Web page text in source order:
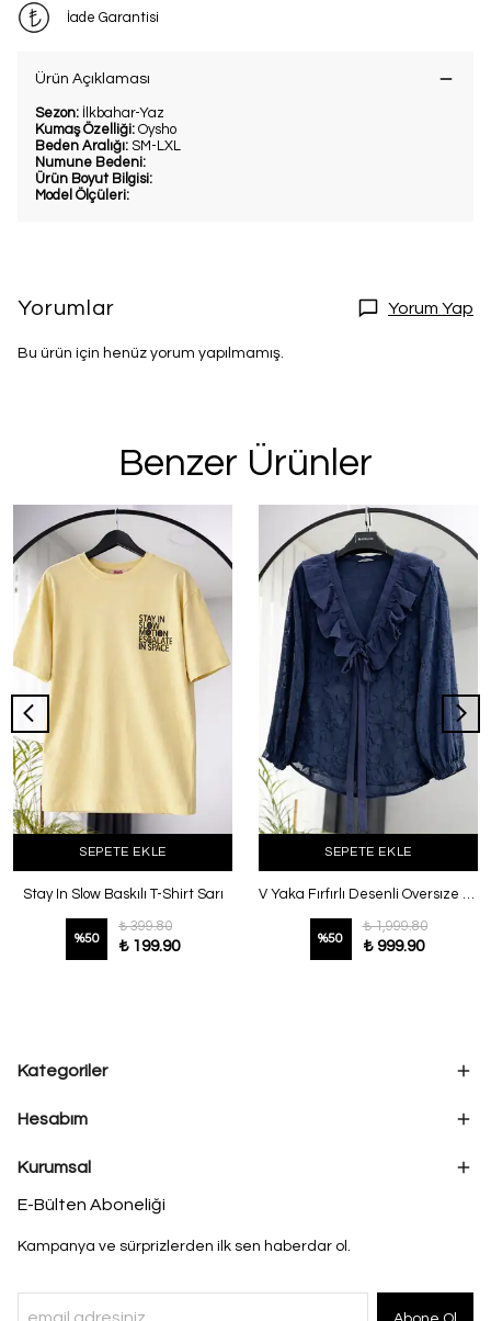
İade Garantisi
Ürün Açıklaması
Sezon: İlkbahar-Yaz
Kumaş Özelliği: Oysho
Beden Aralığı: SM-LXL
Numune Bedeni:
Ürün Boyut Bilgisi:
Model Ölçüleri:
Yorumlar Yorum Yap
Bu ürün için henüz yorum yapılmamış.
Benzer Ürünler
SEPETE EKLE
Stay In Slow Baskılı T-Shirt Sarı
%50
₺ 399.80
₺ 199.90
SEPETE EKLE
V Yaka Fırfırlı Desenli Oversıze Modal Tunik Lacivert
%50
₺ 1,999.80
₺ 999.90
Kategoriler
Hesabım
Kurumsal
E-Bülten Aboneliği
Kampanya ve sürprizlerden ilk sen haberdar ol.